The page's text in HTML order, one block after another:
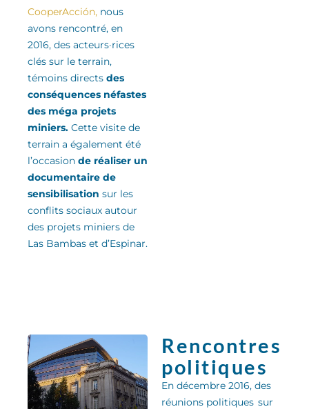
CooperAcción, nous
avons rencontré, en
2016, des acteurs·rices
clés sur le terrain,
témoins directs des
conséquences néfastes
des méga projets
miniers. Cette visite de
terrain a également été
l’occasion de réaliser un
documentaire de
sensibilisation sur les
conflits sociaux autour
des projets miniers de
Las Bambas et d’Espinar.
Rencontres
politiques
En décembre 2016, des
réunions politiques sur